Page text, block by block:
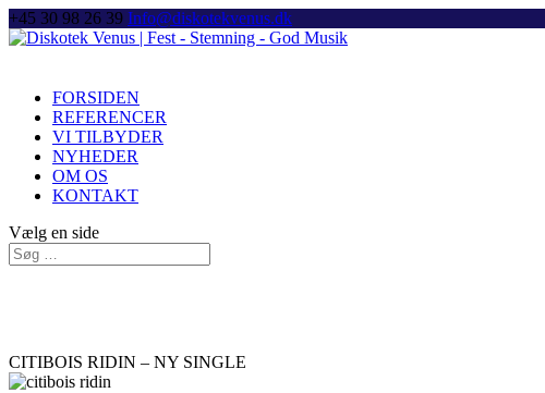
+45 30 98 26 39 Info@diskotekvenus.dk
FORSIDEN
REFERENCER
VI TILBYDER
NYHEDER
OM OS
KONTAKT
Vælg en side
CITIBOIS RIDIN – NY SINGLE